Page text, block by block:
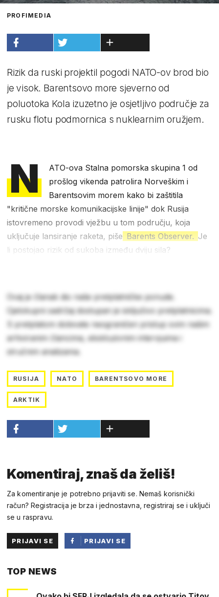
PROFIMEDIA
Rizik da ruski projektil pogodi NATO-ov brod bio
je visok. Barentsovo more sjeverno od
poluotoka Kola izuzetno je osjetljivo područje za
rusku flotu podmornica s nuklearnim oružjem.
N
ATO-ova Stalna pomorska skupina 1 od
prošlog vikenda patrolira Norveškim i
Barentsovim morem kako bi zaštitila
"kritične morske komunikacijske linije" dok Rusija
istovremeno provodi vježbu u tom području, koja
uključuje lansiranje raketa, piše Barents Observer. Je
li postojao rizik od sukoba između dviju sila?
Ovaj je članak dio naše pretplatničke ponude.
Cjelokupni sadržaj dostupan je isključivo pretplatnicima.
S pretplatom dobivate neograničen pristup svim našim
arhiviranim člancima, ekskluzivnim intervjuima i
stručnim analizama.
RUSIJA NATO BARENTSOVO MORE
ARKTIK
Komentiraj, znaš da želiš!
Za komentiranje je potrebno prijaviti se. Nemaš korisnički
račun? Registracija je brza i jednostavna, registriraj se i uključi
se u raspravu.
PRIJAVI SE
PRIJAVI SE
TOP NEWS